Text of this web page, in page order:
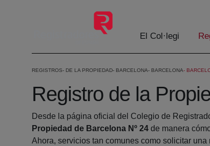
Salta al contingut principal
El Col·legi
REGISTROS DE LA PROPIEDAD BARCELONA BARCELONA
Registro de la
Desde la página oficial del Colegio de
Propiedad de Barcelona Nº 24 de manera
Ahora, servicios tan comunes como solicitar una